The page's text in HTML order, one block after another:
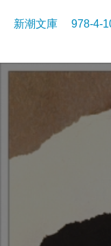
新潮文庫 978-4-